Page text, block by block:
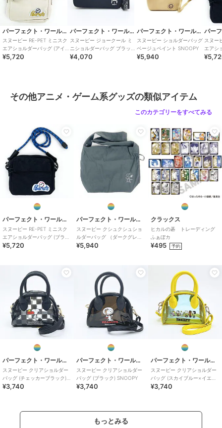
パーフェクト・ワールド・トーキョー
スヌーピー RE-PET ミニスク
エアショルダーバッグ (アイ
ボリー) SNOOPY
¥5,720
パーフェクト・ワールド・トーキョー
スヌーピー ジョークール ミ
ニショルダーバッグ ブラック
SNOOPY
¥4,070
パーフェクト・ワールド・トーキョー
スヌーピー ショルダーバッグ
ベージュペイント SNOOPY
¥5,940
スヌー
エアシ
ック)
その他アニメ・ゲーム系グッズの類似アイテム
このカテゴリーをすべてみる
パーフェクト・ワールド・トーキョー
スヌーピー RE-PET ミニスク
エアショルダーバッグ (ブラッ
ク) SNOOPY
¥5,720
パーフェクト・ワールド・トーキョー
スヌーピー クシュクシュショ
ルダーバッグ （ダークグレー)
SNOOPY
¥5,940
クラックス
ヒカルの碁 トレーディング
ふぁぼカ
¥495 予約
パーフェクト・ワールド・トーキョー
スヌーピー クリアショルダー
バッグ (チェッカーブラック)
SNOOPY
¥3,740
パーフェクト・ワールド・トーキョー
スヌーピー クリアショルダー
バッグ (ブラック) SNOOPY
¥3,740
パーフェクト・ワールド・トーキョー
スヌーピー クリアショルダー
バッグ (スカイブルー×イエロ
ー) SNOOPY
¥3,740
もっとみる